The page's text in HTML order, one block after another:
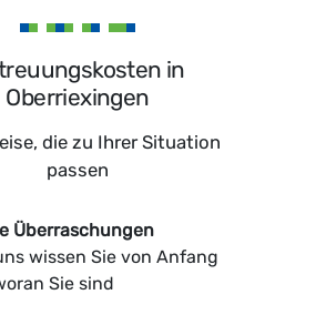
in
Oberriexingen
die zu Ihrer Situation
passen
Überraschungen
wissen Sie von Anfang
Sie sind